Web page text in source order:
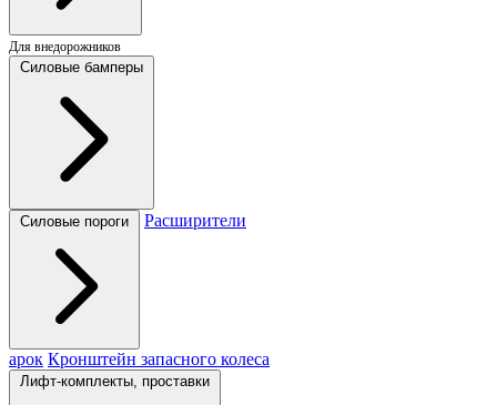
Для внедорожников
Силовые бамперы
Силовые пороги Расширители
арок Кронштейн запасного колеса
Лифт-комплекты, проставки